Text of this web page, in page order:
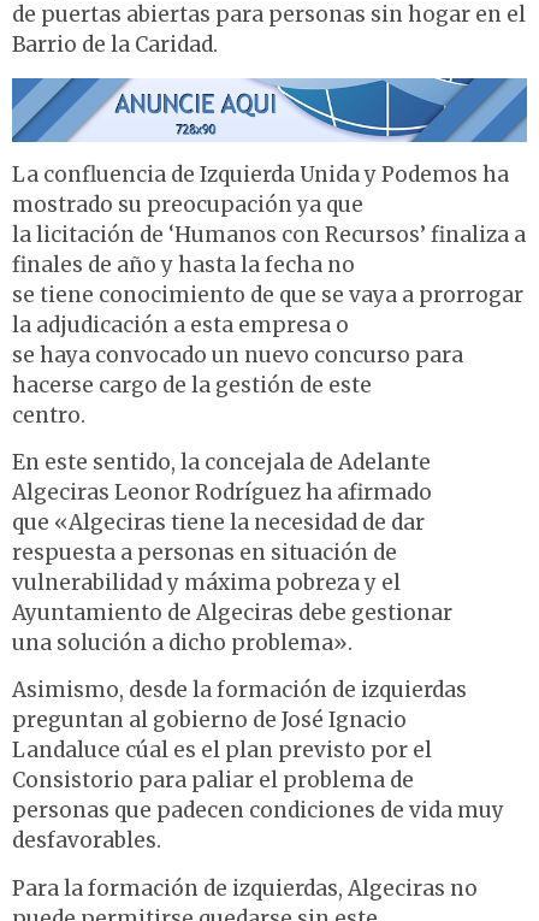
de puertas abiertas para personas sin hogar en el
Barrio de la Caridad.
La confluencia de Izquierda Unida y Podemos ha
mostrado su preocupación ya que
la licitación de ‘Humanos con Recursos’ finaliza a
finales de año y hasta la fecha no
se tiene conocimiento de que se vaya a prorrogar
la adjudicación a esta empresa o
se haya convocado un nuevo concurso para
hacerse cargo de la gestión de este
centro.
En este sentido, la concejala de Adelante
Algeciras Leonor Rodríguez ha afirmado
que «Algeciras tiene la necesidad de dar
respuesta a personas en situación de
vulnerabilidad y máxima pobreza y el
Ayuntamiento de Algeciras debe gestionar
una solución a dicho problema».
Asimismo, desde la formación de izquierdas
preguntan al gobierno de José Ignacio
Landaluce cúal es el plan previsto por el
Consistorio para paliar el problema de
personas que padecen condiciones de vida muy
desfavorables.
Para la formación de izquierdas, Algeciras no